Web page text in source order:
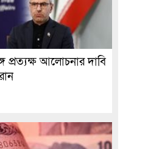
প্রত্যক্ষ আলোচনার দাবি